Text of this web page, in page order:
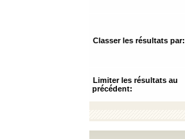
Classer les résultats par:
Limiter les résultats au
précédent: